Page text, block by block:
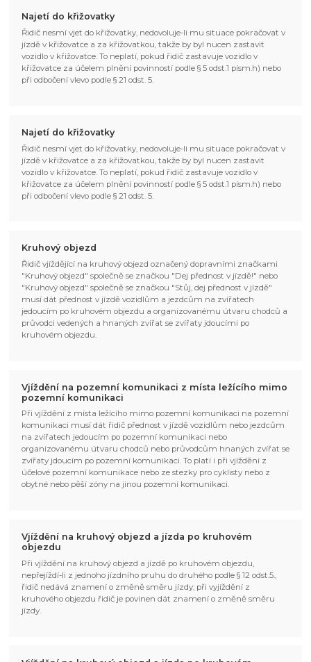
Najetí do křižovatky
Řidič nesmí vjet do křižovatky, nedovoluje-li mu situace pokračovat v
jízdě v křižovatce a za křižovatkou, takže by byl nucen zastavit
vozidlo v křižovatce. To neplatí, pokud řidič zastavuje vozidlo v
křižovatce za účelem plnění povinností podle § 5 odst.1 písm.h) nebo
při odbočení vlevo podle § 21 odst. 5.
Najetí do křižovatky
Řidič nesmí vjet do křižovatky, nedovoluje-li mu situace pokračovat v
jízdě v křižovatce a za křižovatkou, takže by byl nucen zastavit
vozidlo v křižovatce. To neplatí, pokud řidič zastavuje vozidlo v
křižovatce za účelem plnění povinností podle § 5 odst.1 písm.h) nebo
při odbočení vlevo podle § 21 odst. 5.
Kruhový objezd
Řidič vjíždějící na kruhový objezd označený dopravními značkami
"Kruhový objezd" společně se značkou "Dej přednost v jízdě!" nebo
"Kruhový objezd" společně se značkou "Stůj, dej přednost v jízdě"
musí dát přednost v jízdě vozidlům a jezdcům na zvířatech
jedoucím po kruhovém objezdu a organizovanému útvaru chodců a
průvodci vedených a hnaných zvířat se zvířaty jdoucími po
kruhovém objezdu.
Vjíždění na pozemní komunikaci z místa ležícího mimo
pozemní komunikaci
Při vjíždění z místa ležícího mimo pozemní komunikaci na pozemní
komunikaci musí dát řidič přednost v jízdě vozidlům nebo jezdcům
na zvířatech jedoucím po pozemní komunikaci nebo
organizovanému útvaru chodců nebo průvodcům hnaných zvířat se
zvířaty jdoucím po pozemní komunikaci. To platí i při vjíždění z
účelové pozemní komunikace nebo ze stezky pro cyklisty nebo z
obytné nebo pěší zóny na jinou pozemní komunikaci.
Vjíždění na kruhový objezd a jízda po kruhovém
objezdu
Při vjíždění na kruhový objezd a jízdě po kruhovém objezdu,
nepřejíždí-li z jednoho jízdního pruhu do druhého podle § 12 odst.5.,
řidič nedává znamení o změně směru jízdy; při vyjíždění z
kruhového objezdu řidič je povinen dát znamení o změně směru
jízdy.